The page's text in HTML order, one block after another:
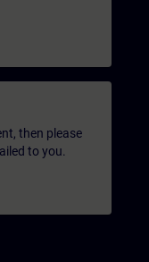
then please
to you.